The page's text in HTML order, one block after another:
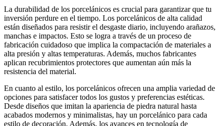
La durabilidad de los porcelánicos es crucial para garantizar que tu
inversión perdure en el tiempo. Los porcelánicos de alta calidad
están diseñados para resistir el desgaste diario, incluyendo arañazos,
manchas e impactos. Esto se logra a través de un proceso de
fabricación cuidadoso que implica la compactación de materiales a
alta presión y altas temperaturas. Además, muchos fabricantes
aplican recubrimientos protectores que aumentan aún más la
resistencia del material.
En cuanto al estilo, los porcelánicos ofrecen una amplia variedad de
opciones para satisfacer todos los gustos y preferencias estéticas.
Desde diseños que imitan la apariencia de piedra natural hasta
acabados modernos y minimalistas, hay un porcelánico para cada
estilo de decoración. Además, los avances en tecnología de